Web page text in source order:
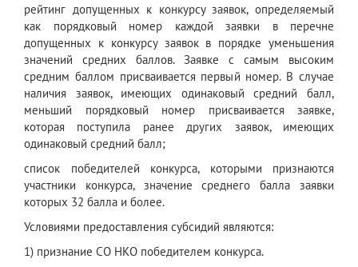
рейтинг допущенных к конкурсу заявок, определяемый
как порядковый номер каждой заявки в перечне
допущенных к конкурсу заявок в порядке уменьшения
значений средних баллов. Заявке с самым высоким
средним баллом присваивается первый номер. В случае
наличия заявок, имеющих одинаковый средний балл,
меньший порядковый номер присваивается заявке,
которая поступила ранее других заявок, имеющих
одинаковый средний балл;
список победителей конкурса, которыми признаются
участники конкурса, значение среднего балла заявки
которых 32 балла и более.
Условиями предоставления субсидий являются:
1) признание СО НКО победителем конкурса.